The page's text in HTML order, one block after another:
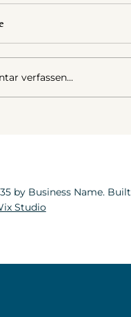
verfassen...
by Business Name. Built
Studio